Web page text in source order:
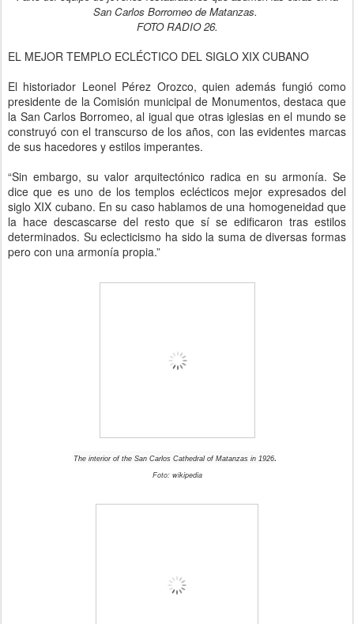
San Carlos Borromeo de Matanzas.
FOTO RADIO 26.
EL MEJOR TEMPLO ECLÉCTICO DEL SIGLO XIX CUBANO
El historiador Leonel Pérez Orozco, quien además fungió como
presidente de la Comisión municipal de Monumentos, destaca que
la San Carlos Borromeo, al igual que otras iglesias en el mundo se
construyó con el transcurso de los años, con las evidentes marcas
de sus hacedores y estilos imperantes.
“Sin embargo, su valor arquitectónico radica en su armonía. Se
dice que es uno de los templos eclécticos mejor expresados del
siglo XIX cubano. En su caso hablamos de una homogeneidad que
la hace descascarse del resto que sí se edificaron tras estilos
determinados. Su eclecticismo ha sido la suma de diversas formas
pero con una armonía propia.”
The interior of the San Carlos Cathedral of Matanzas in 1926.
Foto: wikipedia